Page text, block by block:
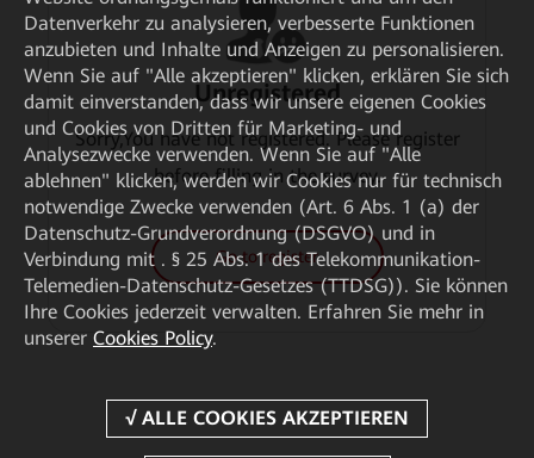
Unregistered
Sorry,You have not registered. Please register
before filling in the survey.
Go to register
Datenverkehr zu analysieren, verbesserte Funktionen
anzubieten und Inhalte und Anzeigen zu personalisieren.
Wenn Sie auf "Alle akzeptieren" klicken, erklären Sie sich
damit einverstanden, dass wir unsere eigenen Cookies
und Cookies von Dritten für Marketing- und
Analysezwecke verwenden. Wenn Sie auf "Alle
ablehnen" klicken, werden wir Cookies nur für technisch
notwendige Zwecke verwenden (Art. 6 Abs. 1 (a) der
Datenschutz-Grundverordnung (DSGVO) und in
Verbindung mit . § 25 Abs. 1 des Telekommunikation-
Telemedien-Datenschutz-Gesetzes (TTDSG)). Sie können
Ihre Cookies jederzeit verwalten. Erfahren Sie mehr in
unserer Cookies Policy.